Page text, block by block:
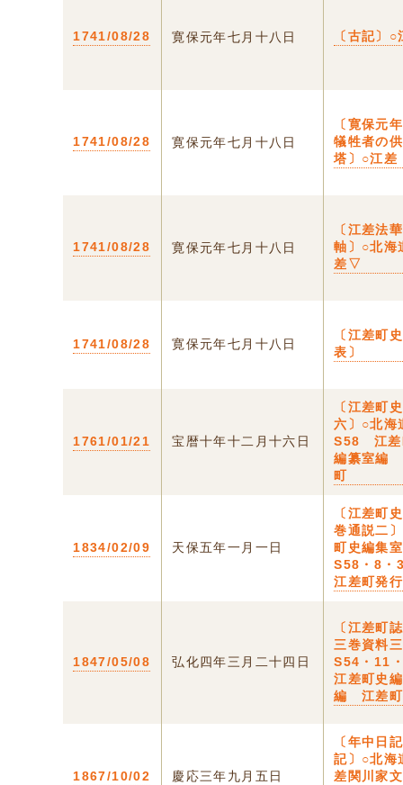
1741/08/28 寛保元年七月十八日 〔古記〕○
1741/08/28 寛保元年七月十八日
〔寛保元
犠牲者の
塔〕○江差
1741/08/28 寛保元年七月十八日
〔江差法
軸〕○北海
差▽
1741/08/28 寛保元年七月十八日
〔江差町
表〕
1761/01/21 宝暦十年十二月十六日
〔江差
六〕○北海
S58 江差
編纂室編
町
1834/02/09 天保五年一月一日
〔江差町
巻通説二
町史編集室
S58・8
江差町発行
1847/05/08 弘化四年三月二十四日
〔江差町
三巻資料
S54・11
江差町史
編 江差町
1867/10/02 慶応三年九月五日
〔年中日
記〕○北海
差関川家